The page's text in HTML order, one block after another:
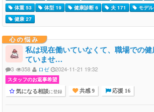
体重 53
体型 19 健康診断 6 夫 171 モデ
健康 27
心の悩み
私は現在働いていなくて、職場での
ていませ…
3 358 ロゼ 2024-11-21 19:32
スタッフのお返事希望
気になる相談に登録 共感 9 応援 16